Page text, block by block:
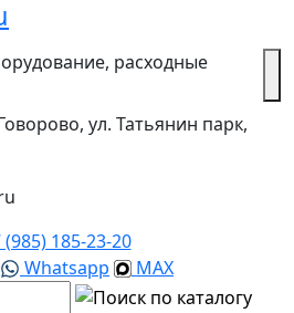
расходные
ул. Татьянин парк,
185-23-20
Whatsapp MAX